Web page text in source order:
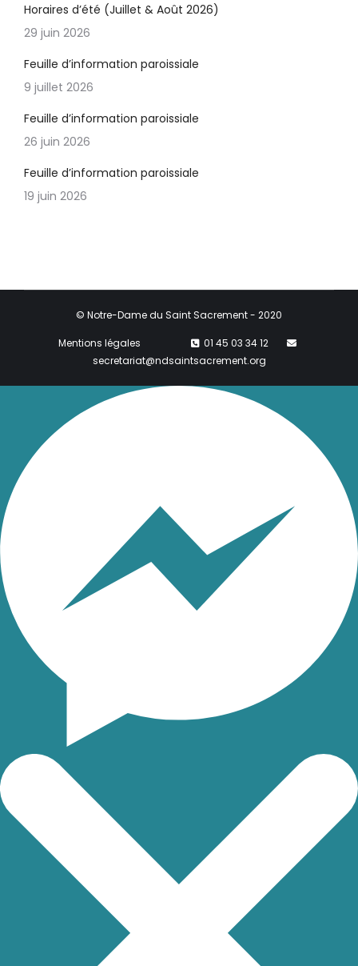
Horaires d’été (Juillet & Août 2026)
29 juin 2026
Feuille d’information paroissiale
9 juillet 2026
Feuille d’information paroissiale
26 juin 2026
Feuille d’information paroissiale
19 juin 2026
© Notre-Dame du Saint Sacrement - 2020
Mentions légales
01 45 03 34 12
secretariat@ndsaintsacrement.org